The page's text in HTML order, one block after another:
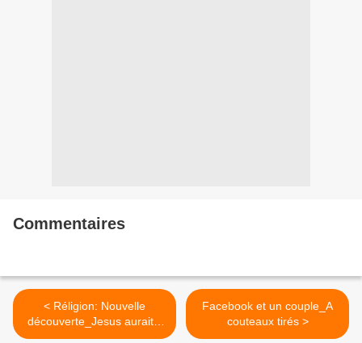
Commentaires
< Réligion: Nouvelle
découverte_Jesus aurait il
eu une femme?
Facebook et un couple_A
couteaux tirés >